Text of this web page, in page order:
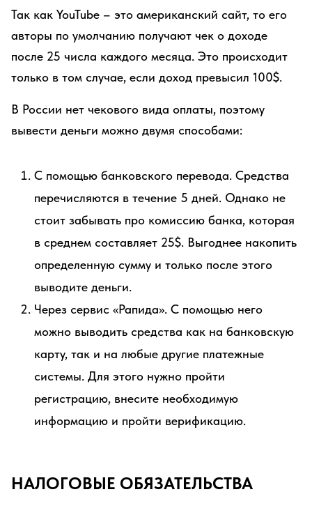
Так как YouTube – это американский сайт, то его
авторы по умолчанию получают чек о доходе
после 25 числа каждого месяца. Это происходит
только в том случае, если доход превысил 100$.
В России нет чекового вида оплаты, поэтому
вывести деньги можно двумя способами:
С помощью банковского перевода. Средства
перечисляются в течение 5 дней. Однако не
стоит забывать про комиссию банка, которая
в среднем составляет 25$. Выгоднее накопить
определенную сумму и только после этого
выводите деньги.
Через сервис «Рапида». С помощью него
можно выводить средства как на банковскую
карту, так и на любые другие платежные
системы. Для этого нужно пройти
регистрацию, внесите необходимую
информацию и пройти верификацию.
НАЛОГОВЫЕ ОБЯЗАТЕЛЬСТВА